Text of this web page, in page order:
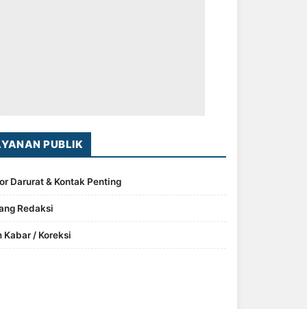
PUBLIK
Darurat & Kontak Penting
Redaksi
Kabar / Koreksi